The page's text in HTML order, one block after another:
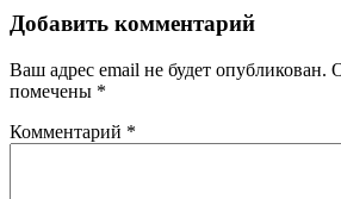
Добавить комментарий
Ваш адрес email не будет опубликован.
помечены *
Комментарий *